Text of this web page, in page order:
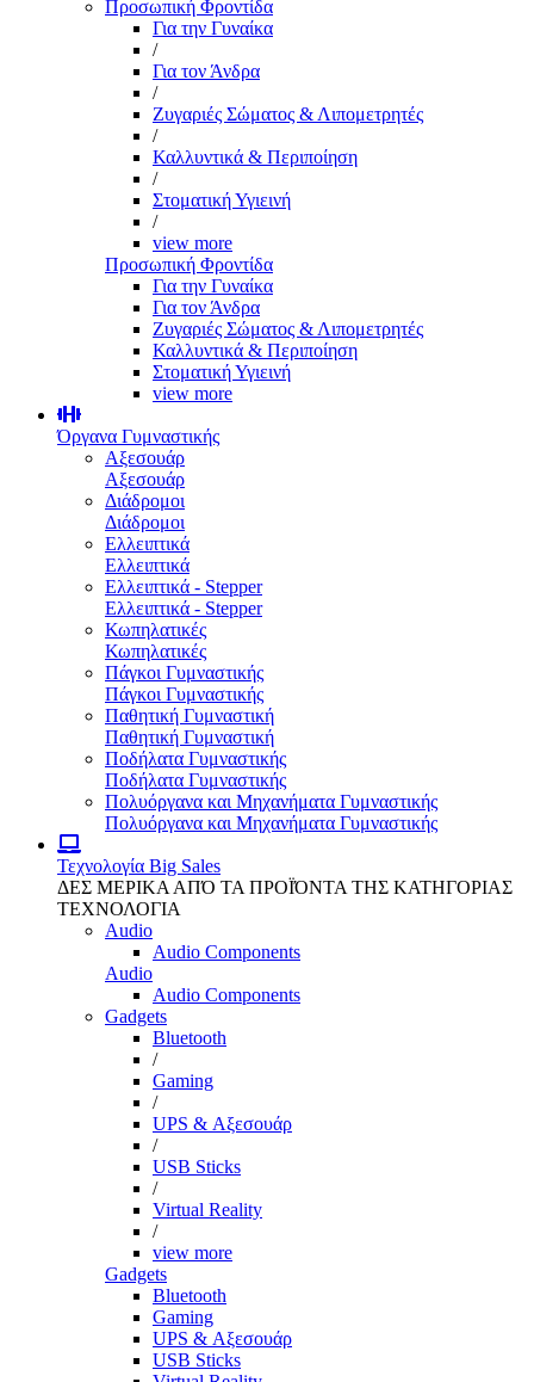
Προσωπική Φροντίδα
Για την Γυναίκα
/
Για τον Άνδρα
/
Ζυγαριές Σώματος & Λιπομετρητές
/
Καλλυντικά & Περιποίηση
/
Στοματική Υγιεινή
/
view more
Προσωπική Φροντίδα
Για την Γυναίκα
Για τον Άνδρα
Ζυγαριές Σώματος & Λιπομετρητές
Καλλυντικά & Περιποίηση
Στοματική Υγιεινή
view more
Όργανα Γυμναστικής
Αξεσουάρ
Αξεσουάρ
Διάδρομοι
Διάδρομοι
Ελλειπτικά
Ελλειπτικά
Ελλειπτικά - Stepper
Ελλειπτικά - Stepper
Κωπηλατικές
Κωπηλατικές
Πάγκοι Γυμναστικής
Πάγκοι Γυμναστικής
Παθητική Γυμναστική
Παθητική Γυμναστική
Ποδήλατα Γυμναστικής
Ποδήλατα Γυμναστικής
Πολυόργανα και Μηχανήματα Γυμναστικής
Πολυόργανα και Μηχανήματα Γυμναστικής
Τεχνολογία Big Sales
ΔΕΣ ΜΕΡΙΚΑ ΑΠΌ ΤΑ ΠΡΟΪΌΝΤΑ ΤΗΣ ΚΑΤΗΓΟΡΙΑΣ
ΤΕΧΝΟΛΟΓΙΑ
Audio
Audio Components
Audio
Audio Components
Gadgets
Bluetooth
/
Gaming
/
UPS & Αξεσουάρ
/
USB Sticks
/
Virtual Reality
/
view more
Gadgets
Bluetooth
Gaming
UPS & Αξεσουάρ
USB Sticks